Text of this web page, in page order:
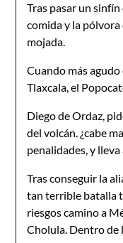
Tras pasar un
comida y la pólvora
mojada.
Cuando más
Tlaxcala, el
Diego de Ordaz,
del volcán. ¿cabe
penalidades, y
Tras conseguir la
tan terrible batalla
riesgos camino a
Cholula. Dentro de